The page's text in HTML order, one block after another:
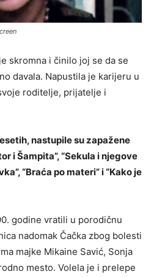
skromna i činilo joj se da se
davala. Napustila je karijeru u
roditelje, prijatelje i
nastupile su zapažene
i Šampita”, “Sekula i njegove
“Braća po materi” i “Kako je
godine vratili u porodičnu
nadomak Čačka zbog bolesti
majke Mikaine Savić, Sonja
mesto. Volela je i prelepe